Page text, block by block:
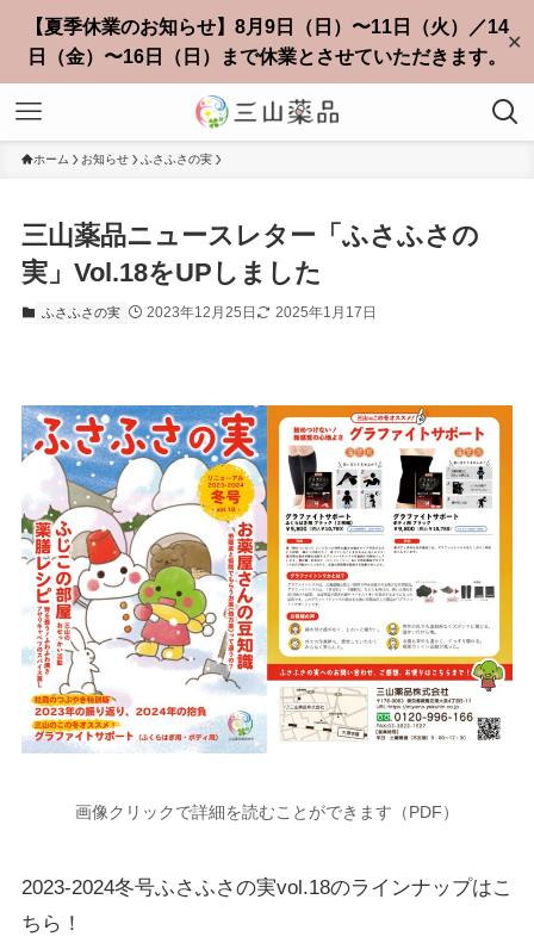
【夏季休業のお知らせ】8月9日（日）〜11日（火）／14
日（金）〜16日（日）まで休業とさせていただきます。
✕
ホーム お知らせ ふさふさの実
三山薬品ニュースレター「ふさふさの
実」Vol.18をUPしました
ふさふさの実 2023年12月25日 2025年1月17日
画像クリックで詳細を読むことができます（PDF）
2023-2024冬号ふさふさの実vol.18のラインナップはこ
ちら！